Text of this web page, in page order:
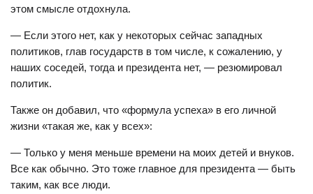
этом смысле отдохнула.
— Если этого нет, как у некоторых сейчас западных
политиков, глав государств в том числе, к сожалению, у
наших соседей, тогда и президента нет, — резюмировал
политик.
Также он добавил, что «формула успеха» в его личной
жизни «такая же, как у всех»:
— Только у меня меньше времени на моих детей и внуков.
Все как обычно. Это тоже главное для президента — быть
таким, как все люди.